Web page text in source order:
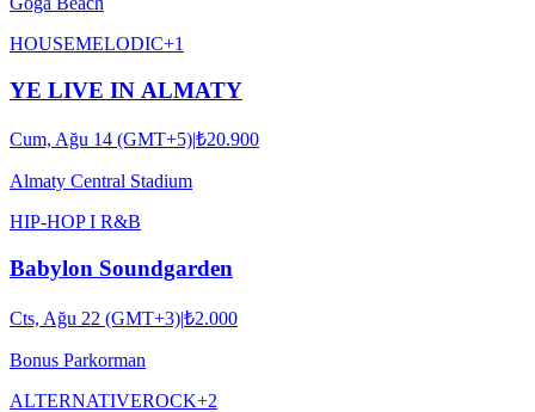
HOUSEMELODIC+1
YE LIVE IN ALMATY
Cum, Ağu 14 (GMT+5)|₺20.900
Almaty Central Stadium
HIP-HOP I R&B
Babylon Soundgarden
Cts, Ağu 22 (GMT+3)|₺2.000
Bonus Parkorman
ALTERNATIVEROCK+2